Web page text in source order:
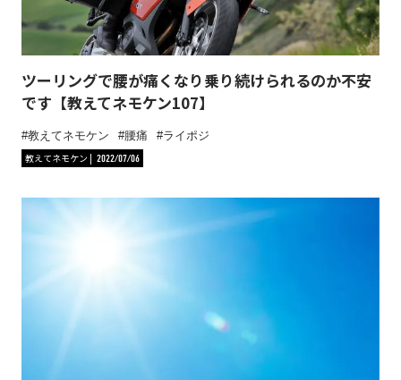
ツーリングで腰が痛くなり乗り続けられるのか不安
です【教えてネモケン107】
教えてネモケン 腰痛
ライポジ
教えてネモケン
2022/07/06